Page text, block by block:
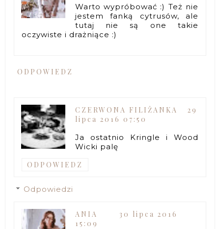
Warto wypróbować :) Też nie
jestem fanką cytrusów, ale
tutaj nie są one takie
oczywiste i drażniące :)
ODPOWIEDZ
CZERWONA FILIŻANKA
29
lipca 2016 07:50
Ja ostatnio Kringle i Wood
Wicki palę
ODPOWIEDZ
Odpowiedzi
ANIA
30 lipca 2016
15:09